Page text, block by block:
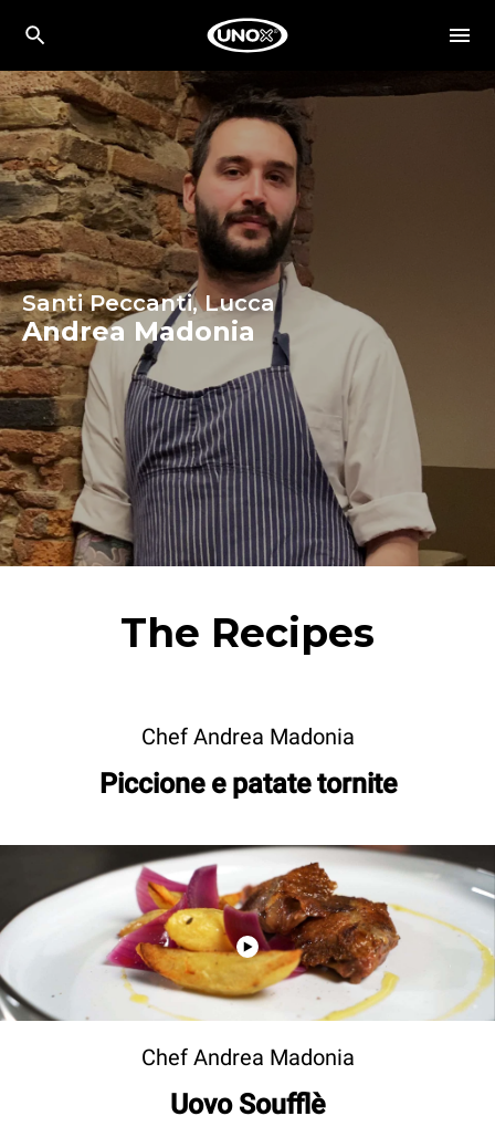
Santi Peccanti, Lucca
Andrea Madonia
The Recipes
Chef Andrea Madonia
Piccione e patate tornite
Chef Andrea Madonia
Uovo Soufflè